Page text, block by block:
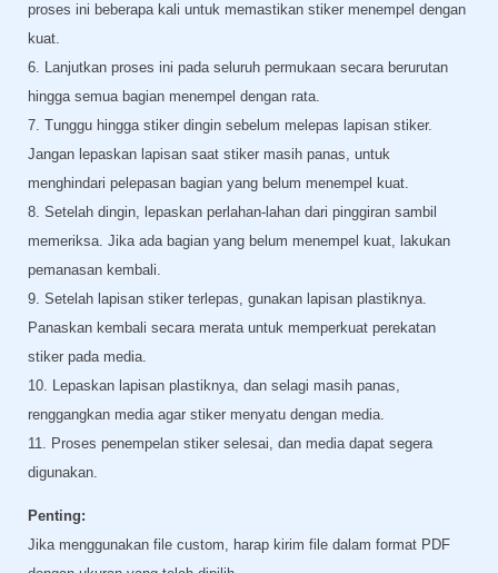
proses ini beberapa kali untuk memastikan stiker menempel dengan
kuat.
6. Lanjutkan proses ini pada seluruh permukaan secara berurutan
hingga semua bagian menempel dengan rata.
7. Tunggu hingga stiker dingin sebelum melepas lapisan stiker.
Jangan lepaskan lapisan saat stiker masih panas, untuk
menghindari pelepasan bagian yang belum menempel kuat.
8. Setelah dingin, lepaskan perlahan-lahan dari pinggiran sambil
memeriksa. Jika ada bagian yang belum menempel kuat, lakukan
pemanasan kembali.
9. Setelah lapisan stiker terlepas, gunakan lapisan plastiknya.
Panaskan kembali secara merata untuk memperkuat perekatan
stiker pada media.
10. Lepaskan lapisan plastiknya, dan selagi masih panas,
renggangkan media agar stiker menyatu dengan media.
11. Proses penempelan stiker selesai, dan media dapat segera
digunakan.
Penting:
Jika menggunakan file custom, harap kirim file dalam format PDF